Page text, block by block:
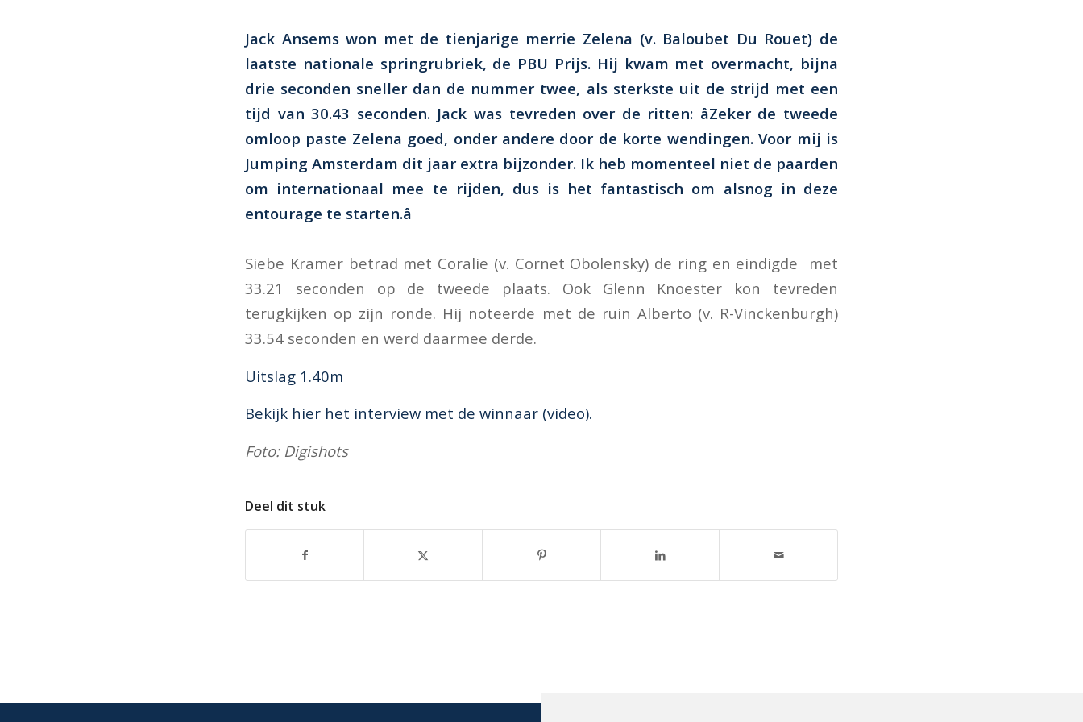
Jack Ansems won met de tienjarige merrie Zelena (v. Baloubet Du Rouet) de
laatste nationale springrubriek, de PBU Prijs. Hij kwam met overmacht, bijna
drie seconden sneller dan de nummer twee, als sterkste uit de strijd met een
tijd van 30.43 seconden. Jack was tevreden over de ritten: âZeker de tweede
omloop paste Zelena goed, onder andere door de korte wendingen. Voor mij is
Jumping Amsterdam dit jaar extra bijzonder. Ik heb momenteel niet de paarden
om internationaal mee te rijden, dus is het fantastisch om alsnog in deze
entourage te starten.â
Siebe Kramer betrad met Coralie (v. Cornet Obolensky) de ring en eindigde met
33.21 seconden op de tweede plaats. Ook Glenn Knoester kon tevreden
terugkijken op zijn ronde. Hij noteerde met de ruin Alberto (v. R-Vinckenburgh)
33.54 seconden en werd daarmee derde.
Uitslag 1.40m
Bekijk hier het interview met de winnaar (video).
Foto: Digishots
Deel dit stuk